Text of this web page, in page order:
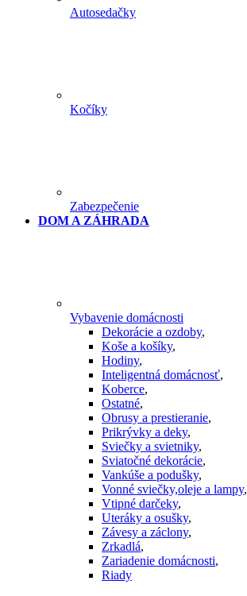
Autosedačky
Kočíky
Zabezpečenie
DOM A ZÁHRADA
Vybavenie domácnosti
Dekorácie a ozdoby,
Koše a košíky,
Hodiny,
Inteligentná domácnosť,
Koberce,
Ostatné,
Obrusy a prestieranie,
Prikrývky a deky,
Sviečky a svietniky,
Sviatočné dekorácie,
Vankúše a podušky,
Vonné sviečky,oleje a lampy,
Vtipné darčeky,
Uteráky a osušky,
Závesy a záclony,
Zrkadlá,
Zariadenie domácnosti,
Riady